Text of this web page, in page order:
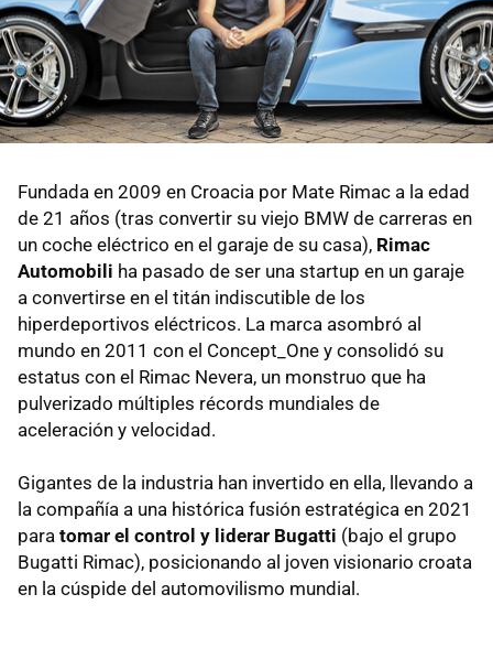
Fundada en 2009 en Croacia por Mate Rimac a la edad
de 21 años (tras convertir su viejo BMW de carreras en
un coche eléctrico en el garaje de su casa), Rimac
Automobili ha pasado de ser una startup en un garaje
a convertirse en el titán indiscutible de los
hiperdeportivos eléctricos. La marca asombró al
mundo en 2011 con el Concept_One y consolidó su
estatus con el Rimac Nevera, un monstruo que ha
pulverizado múltiples récords mundiales de
aceleración y velocidad.
Gigantes de la industria han invertido en ella, llevando a
la compañía a una histórica fusión estratégica en 2021
para tomar el control y liderar Bugatti (bajo el grupo
Bugatti Rimac), posicionando al joven visionario croata
en la cúspide del automovilismo mundial.